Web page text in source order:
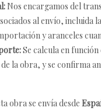
Nos encargamos del
al envío, incluida
y aranceles
Se calcula en función
la obra, y se confirma
obra se envía desde